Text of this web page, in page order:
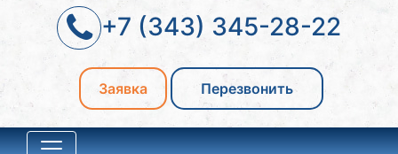
+7 (343) 345-28-22
Заявка Перезвонить